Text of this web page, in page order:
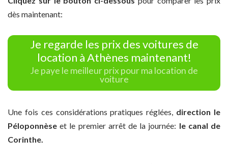
dès maintenant:
Je regarde les prix des voitures de
location à Athènes maintenant!
Je paye le meilleur prix pour ma location de
voiture
Une fois ces considérations pratiques réglées, direction le
Péloponnèse et le premier arrêt de la journée: le canal de
Corinthe.